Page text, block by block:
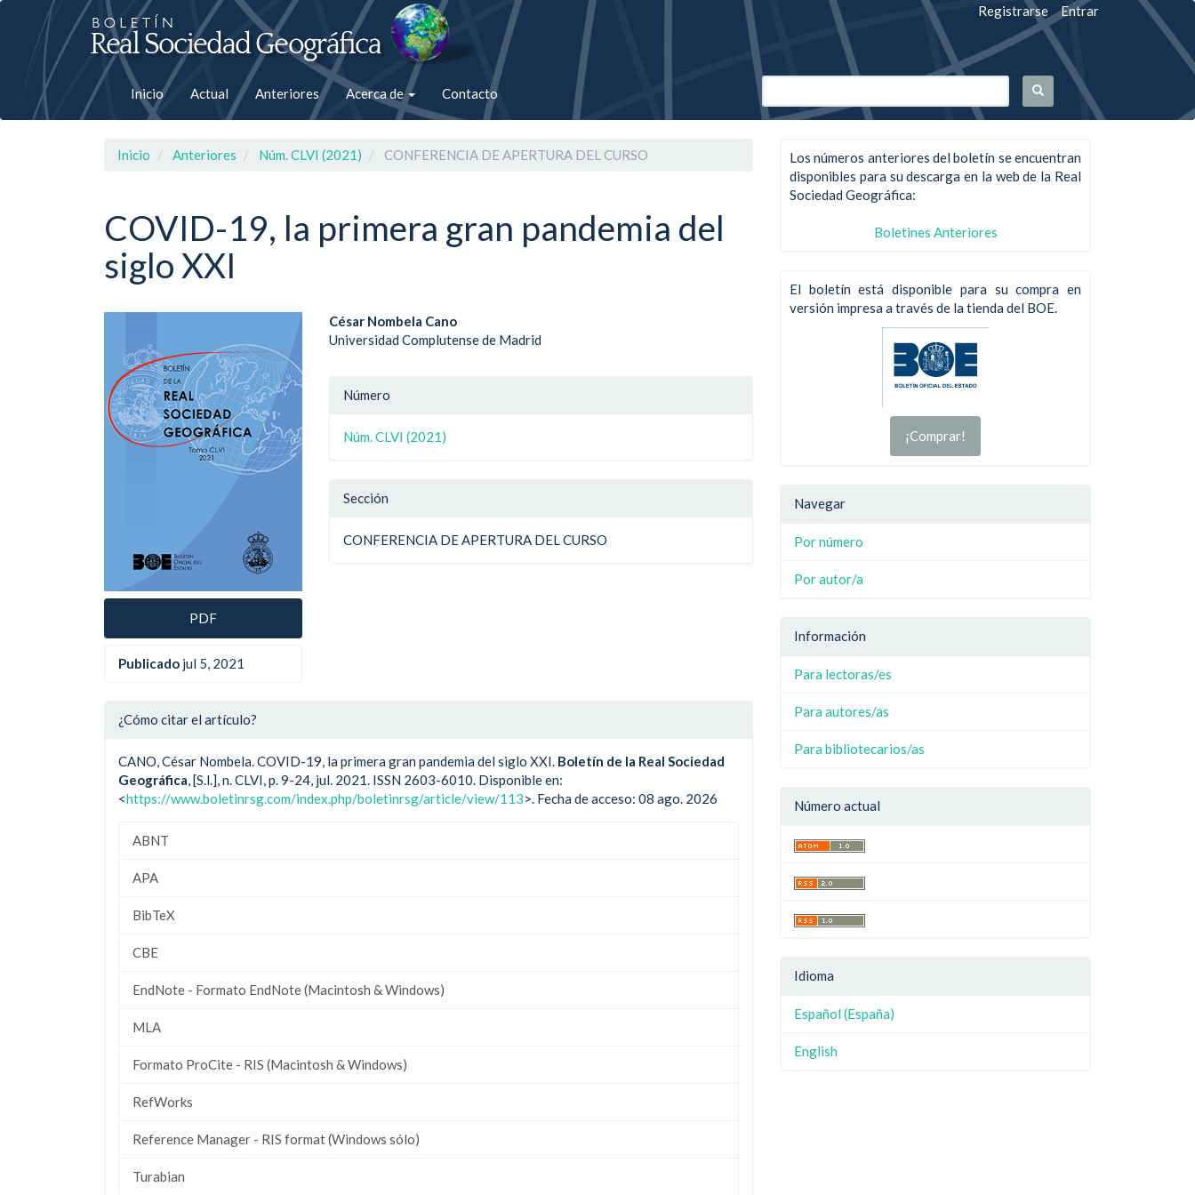
Salto
rápiso
la
contenido
Registrarse Entrar
Inicio Actual Anteriores Acerca de Contacto
Inicio Anteriores Núm. CLVI (2021) CONFERENCIA DE APERTURA DEL CURSO
COVID-19, la primera gran pandemia del
siglo XXI
lateral
del
artículo
PDF
Publicado jul 5, 2021
Contenido
principal
del
César Nombela Cano
Universidad Complutense de Madrid
Detalle
artículo
Número
Núm. CLVI (2021)
Sección
CONFERENCIA DE APERTURA DEL CURSO
¿Cómo citar el artículo?
CANO, César Nombela. COVID-19, la primera gran pandemia del siglo XXI. Boletín de la Real Sociedad
Geográfica, [S.l.], n. CLVI, p. 9-24, jul. 2021. ISSN 2603-6010. Disponible en:
<https://www.boletinrsg.com/index.php/boletinrsg/article/view/113>. Fecha de acceso: 08 ago. 2026
ABNT
APA
BibTeX
CBE
EndNote - Formato EndNote (Macintosh & Windows)
MLA
Formato ProCite - RIS (Macintosh & Windows)
RefWorks
Reference Manager - RIS format (Windows sólo)
Turabian
Los números anteriores del boletín se encuentran
disponibles para su descarga en la web de la Real
Sociedad Geográfica:
Boletines Anteriores
El boletín está disponible para su compra en
versión impresa a través de la tienda del BOE.
¡Comprar!
Navegar
Por número
Por autor/a
Información
Para lectoras/es
Para autores/as
Para bibliotecarios/as
Número actual
Idioma
Español (España)
English